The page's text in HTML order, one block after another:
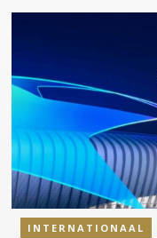
esports-industrie als
weg naar deze
eerste Olympische
INTERNATIONAAL